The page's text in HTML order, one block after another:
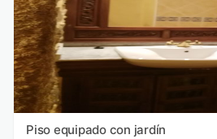
Piso equipado con jardín